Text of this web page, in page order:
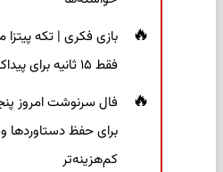
بازی فکری | تکه
فقط ۱۵ ثانیه برای پیداکردنش وقت دارید
برای حفظ دستاوردها
کم‌هزینه‌تر